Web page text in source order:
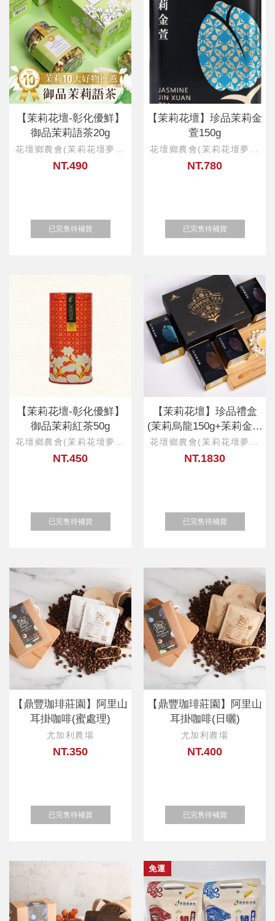
【茉莉花壇-彰化優鮮】
御品茉莉語茶20g
花壇鄉農會(茉莉花壇夢想
館)
NT.490
已完售待補貨
【茉莉花壇】珍品茉莉金
萱150g
花壇鄉農會(茉莉花壇夢想
館)
NT.780
已完售待補貨
【茉莉花壇-彰化優鮮】
御品茉莉紅茶50g
花壇鄉農會(茉莉花壇夢想
館)
NT.450
已完售待補貨
【茉莉花壇】珍品禮盒
(茉莉烏龍150g+苿莉金萱
150g)
花壇鄉農會(茉莉花壇夢想
館)
NT.1830
已完售待補貨
【鼎豐珈琲莊園】阿里山
耳掛咖啡(蜜處理)
尤加利農場
NT.350
已完售待補貨
【鼎豐珈琲莊園】阿里山
耳掛咖啡(日曬)
尤加利農場
NT.400
已完售待補貨
免運